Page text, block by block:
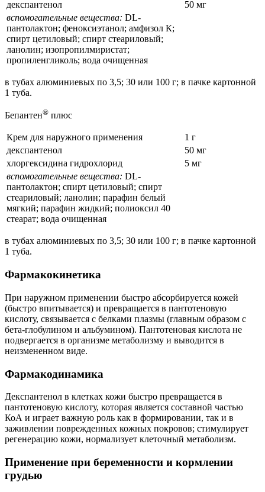
декспантенол
50 мг
вспомогательные вещества: DL-
пантолактон; феноксиэтанол; амфизол К;
спирт цетиловый; спирт стеариловый;
ланолин; изопропилмиристат;
пропиленгликоль; вода очищенная
в тубах алюминиевых по 3,5; 30 или 100 г; в пачке картонной
1 туба.
Бепантен® плюс
Крем для наружного применения
1 г
декспантенол
50 мг
хлоргексидина гидрохлорид
5 мг
вспомогательные вещества: DL-
пантолактон; спирт цетиловый; спирт
стеариловый; ланолин; парафин белый
мягкий; парафин жидкий; полиоксил 40
стеарат; вода очищенная
в тубах алюминиевых по 3,5; 30 или 100 г; в пачке картонной
1 туба.
Фармакокинетика
При наружном применении быстро абсорбируется кожей
(быстро впитывается) и превращается в пантотеновую
кислоту, связывается с белками плазмы (главным образом с
бета-глобулином и альбумином). Пантотеновая кислота не
подвергается в организме метаболизму и выводится в
неизмененном виде.
Фармакодинамика
Декспантенол в клетках кожи быстро превращается в
пантотеновую кислоту, которая является составной частью
КоА и играет важную роль как в формировании, так и в
заживлении поврежденных кожных покровов; стимулирует
регенерацию кожи, нормализует клеточный метаболизм.
Применение при беременности и кормлении
грудью